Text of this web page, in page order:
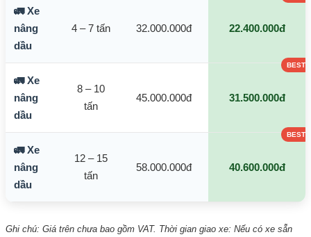
🚛 Xe
nâng
dầu
4 – 7 tấn 32.000.000đ 22.400.000đ
🚛 Xe
nâng
dầu
8 – 10
tấn
45.000.000đ 31.500.000đ
🚛 Xe
nâng
dầu
12 – 15
tấn
58.000.000đ 40.600.000đ
Ghi chú: Giá trên chưa bao gồm VAT. Thời gian giao xe: Nếu có xe sẵn